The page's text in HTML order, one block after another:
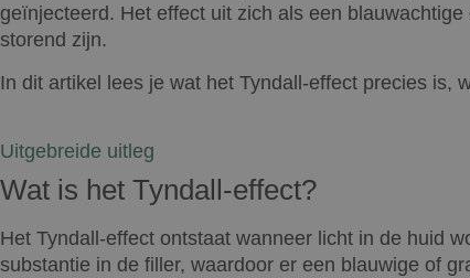
geïnjecteerd. Het effect uit zich als een
storend zijn.
In dit artikel lees je wat het Tyndall-effect precies is,
Uitgebreide uitleg
Wat is het Tyndall-effect?
Het Tyndall-effect ontstaat wanneer licht in de huid
substantie in de filler, waardoor er een blauwige of